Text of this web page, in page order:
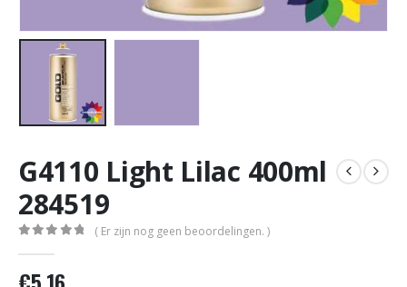
G4110 Light Lilac 400ml
284519
( Er zijn nog geen beoordelingen. )